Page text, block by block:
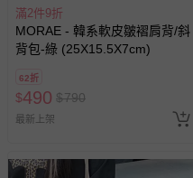
滿2件9折
MORAE - 韓系軟皮皺褶肩背/斜
背包-綠 (25X15.5X7cm)
62折
$490 $790
最新上架